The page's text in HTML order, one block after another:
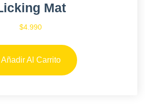
Mat
$4.990
Añadir Al Carrito